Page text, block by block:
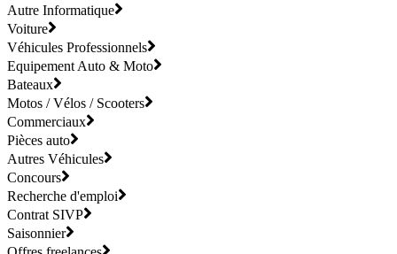
Autre Informatique
Voiture
Véhicules Professionnels
Equipement Auto & Moto
Bateaux
Motos / Vélos / Scooters
Commerciaux
Pièces auto
Autres Véhicules
Concours
Recherche d'emploi
Contrat SIVP
Saisonnier